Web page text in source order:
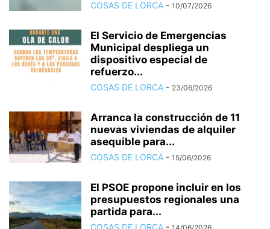
COSAS DE LORCA - 10/07/2026
El Servicio de Emergencias
Municipal despliega un
dispositivo especial de
refuerzo...
COSAS DE LORCA - 23/06/2026
Arranca la construcción de 11
nuevas viviendas de alquiler
asequible para...
COSAS DE LORCA - 15/06/2026
El PSOE propone incluir en los
presupuestos regionales una
partida para...